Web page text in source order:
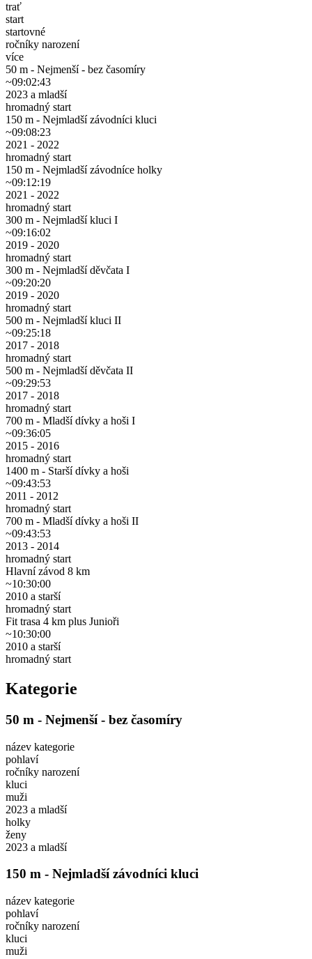
trať
start
startovné
ročníky narození
více
50 m - Nejmenší - bez časomíry
~09:02:43
2023 a mladší
hromadný start
150 m - Nejmladší závodníci kluci
~09:08:23
2021 - 2022
hromadný start
150 m - Nejmladší závodníce holky
~09:12:19
2021 - 2022
hromadný start
300 m - Nejmladší kluci I
~09:16:02
2019 - 2020
hromadný start
300 m - Nejmladší děvčata I
~09:20:20
2019 - 2020
hromadný start
500 m - Nejmladší kluci II
~09:25:18
2017 - 2018
hromadný start
500 m - Nejmladší děvčata II
~09:29:53
2017 - 2018
hromadný start
700 m - Mladší dívky a hoši I
~09:36:05
2015 - 2016
hromadný start
1400 m - Starší dívky a hoši
~09:43:53
2011 - 2012
hromadný start
700 m - Mladší dívky a hoši II
~09:43:53
2013 - 2014
hromadný start
Hlavní závod 8 km
~10:30:00
2010 a starší
hromadný start
Fit trasa 4 km plus Junioři
~10:30:00
2010 a starší
hromadný start
Kategorie
50 m - Nejmenší - bez časomíry
název kategorie
pohlaví
ročníky narození
kluci
muži
2023 a mladší
holky
ženy
2023 a mladší
150 m - Nejmladší závodníci kluci
název kategorie
pohlaví
ročníky narození
kluci
muži